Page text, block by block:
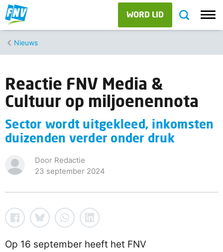
WORD LID
Nieuws
Reactie FNV Media &
Cultuur op miljoenennota
Sector wordt uitgekleed, inkomsten
duizenden verder onder druk
Door Redactie
23 september 2024
Op 16 september heeft het FNV